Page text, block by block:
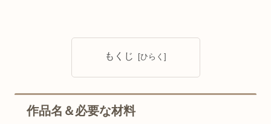
もくじ
作品名＆必要な材料